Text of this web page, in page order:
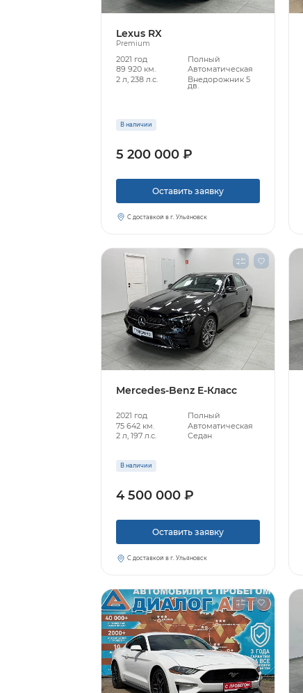
Lexus RX
Premium
2021 год
Полный
89 920 км.
Автоматическая
2 л, 238 л.с.
Внедорожник 5
дв.
В наличии
5 200 000 ₽
Оставить заявку
С доставкой в г. Ульяновск
Mercedes-Benz E-Класс
2021 год
Полный
75 642 км.
Автоматическая
2 л, 197 л.с.
Седан
В наличии
4 500 000 ₽
Оставить заявку
С доставкой в г. Ульяновск